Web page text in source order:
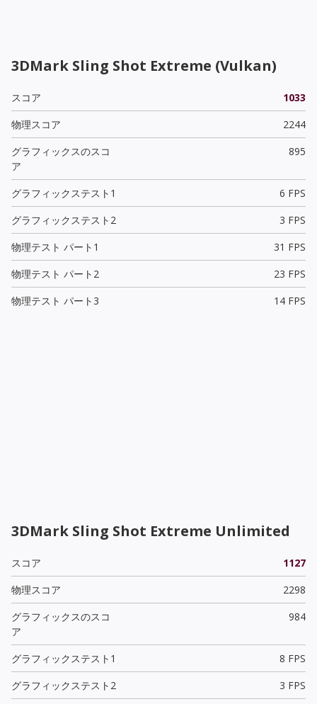
3DMark Sling Shot Extreme (Vulkan)
スコア
1033
物理スコア
2244
グラフィックスのスコ
ア
895
グラフィックステスト1
6 FPS
グラフィックステスト2
3 FPS
物理テスト パート1
31 FPS
物理テスト パート2
23 FPS
物理テスト パート3
14 FPS
3DMark Sling Shot Extreme Unlimited
スコア
1127
物理スコア
2298
グラフィックスのスコ
ア
984
グラフィックステスト1
8 FPS
グラフィックステスト2
3 FPS